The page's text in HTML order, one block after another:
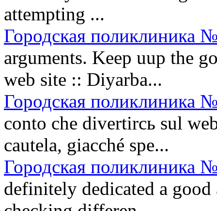
attempting ...
Городская поликлиника
arguments. Keep uup the
web site :: Diyarba...
Городская поликлиника
conto che divertirсь sul
cautela, giacché spe...
Городская поликлиника
definitely dedicated a